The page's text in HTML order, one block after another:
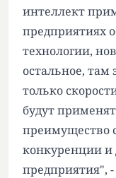
интеллект
предприятиях
технологии,
остальное, там
только
будут
преимущество
конкуренции и
предприятия",